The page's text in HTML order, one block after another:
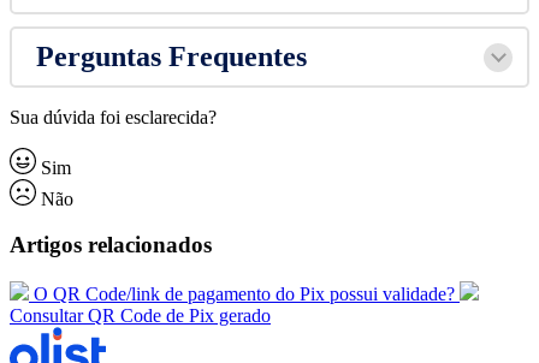
Perguntas Frequentes
Sua dúvida foi esclarecida?
Sim
Não
Artigos relacionados
O QR Code/link de pagamento do Pix possui validade?
Consultar QR Code de Pix gerado